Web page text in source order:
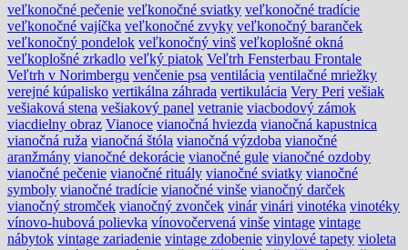
veľkonočné pečenie veľkonočné sviatky veľkonočné tradície
veľkonočné vajíčka veľkonočné zvyky veľkonočný baranček
veľkonočný pondelok veľkonočný vinš veľkoplošné okná
veľkoplošné zrkadlo veľký piatok Veľtrh Fensterbau Frontale
Veľtrh v Norimbergu venčenie psa ventilácia ventilačné mriežky
verejné kúpalisko vertikálna záhrada vertikulácia Very Peri vešiak
vešiaková stena vešiakový panel vetranie viacbodový zámok
viacdielny obraz Vianoce vianočná hviezda vianočná kapustnica
vianočná ruža vianočná štóla vianočná výzdoba vianočné
aranžmány vianočné dekorácie vianočné gule vianočné ozdoby
vianočné pečenie vianočné rituály vianočné sviatky vianočné
symboly vianočné tradície vianočné vinše vianočný darček
vianočný stromček vianočný zvonček vinár vinári vinotéka vinotéky
vínovo-hubová polievka vínovočervená vinše vintage vintage
nábytok vintage zariadenie vintage zdobenie vinylové tapety violeta